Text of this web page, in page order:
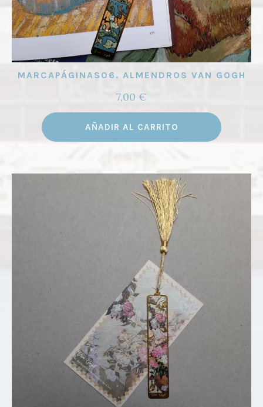
MARCAPÁGINAS06. ALMENDROS VAN GOGH
7,00 €
AÑADIR AL CARRITO